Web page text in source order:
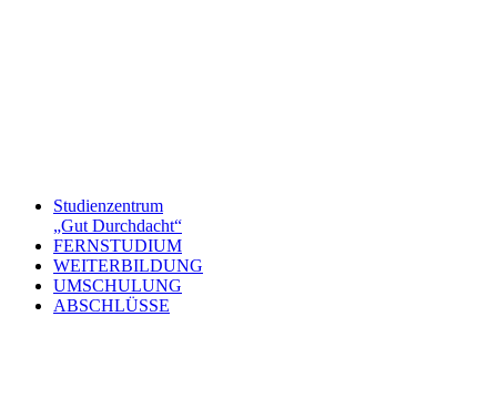
Studienzentrum
„Gut Durchdacht“
FERNSTUDIUM
WEITERBILDUNG
UMSCHULUNG
ABSCHLÜSSE